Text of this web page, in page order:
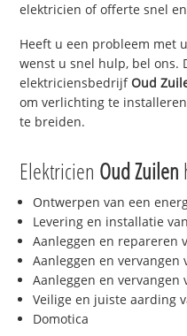
elektricien of offerte snel
Heeft u een probleem met
wenst u snel hulp, bel ons.
elektriciensbedrijfOud
om verlichting te
te breiden.
Elektricien Oud Zuilen
Ontwerpen van een
Levering en installatie
Aanleggen en repareren
Aanleggen en vervangen
Aanleggen en
Veilige en juiste aarding
Domotica